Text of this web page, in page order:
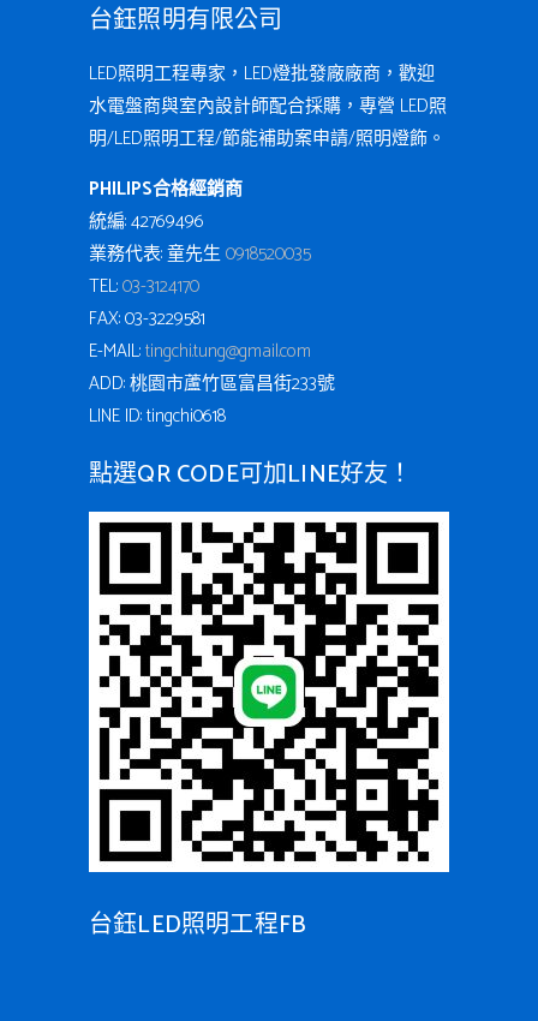
台鈺照明有限公司
LED照明工程專家，LED燈批發廠廠商，歡迎
水電盤商與室內設計師配合採購，專營 LED照
明/LED照明工程/節能補助案申請/照明燈飾。
PHILIPS合格經銷商
統編: 42769496
業務代表: 童先生0918520035
TEL:03-3124170
FAX: 03-3229581
E-MAIL:tingchi.tung@gmail.com
ADD: 桃園市蘆竹區富昌街233號
LINE ID: tingchi0618
點選QR CODE可加LINE好友！
台鈺LED照明工程FB